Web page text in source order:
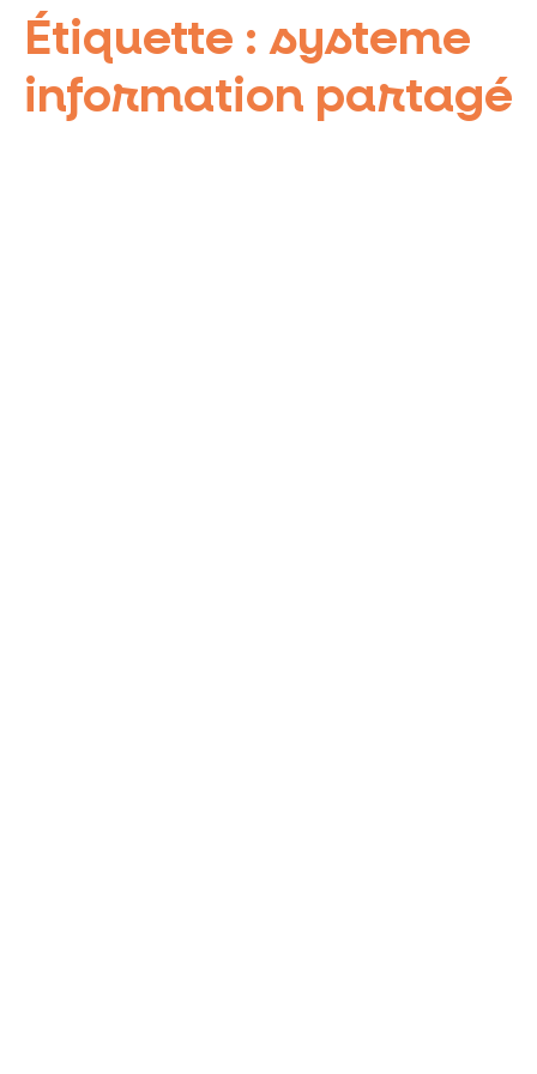
Étiquette : systeme
information partagé